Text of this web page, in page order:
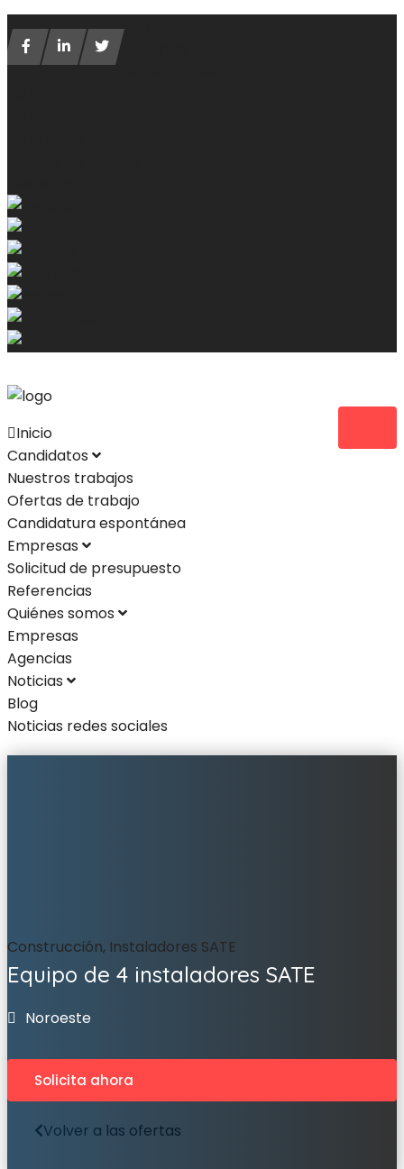
Contáctenos
tel Espagne
Inicio
Candidatos
Nuestros trabajos
Ofertas de trabajo
Candidatura espontánea
Empresas
Solicitud de presupuesto
Referencias
Quiénes somos
Empresas
Agencias
Noticias
Blog
Noticias redes sociales
Construcción, Instaladores SATE
Equipo de 4 instaladores SATE
Noroeste
Solicita ahora
Volver a las ofertas